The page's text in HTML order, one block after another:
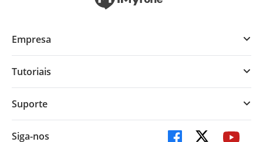
Empresa
Tutoriais
Suporte
Siga-nos